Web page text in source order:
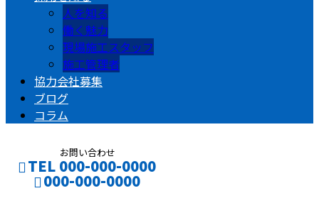
人を知る
働く魅力
現場施工スタッフ
施工管理者
協力会社募集
ブログ
コラム
お問い合わせ
TEL 000-000-0000
000-000-0000